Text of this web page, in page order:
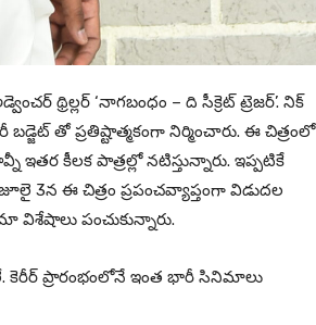
థ్రిల్లర్ ‘నాగబంధం – ది సీక్రెట్ ట్రెజర్’. నిక్
తో ప్రతిష్టాత్మకంగా నిర్మించారు. ఈ చిత్రంలో
కీలక పాత్రల్లో నటిస్తున్నారు. ఇప్పటికే
3న ఈ చిత్రం ప్రపంచవ్యాప్తంగా విడుదల
పంచుకున్నారు.
కెరీర్ ప్రారంభంలోనే ఇంత భారీ సినిమాలు